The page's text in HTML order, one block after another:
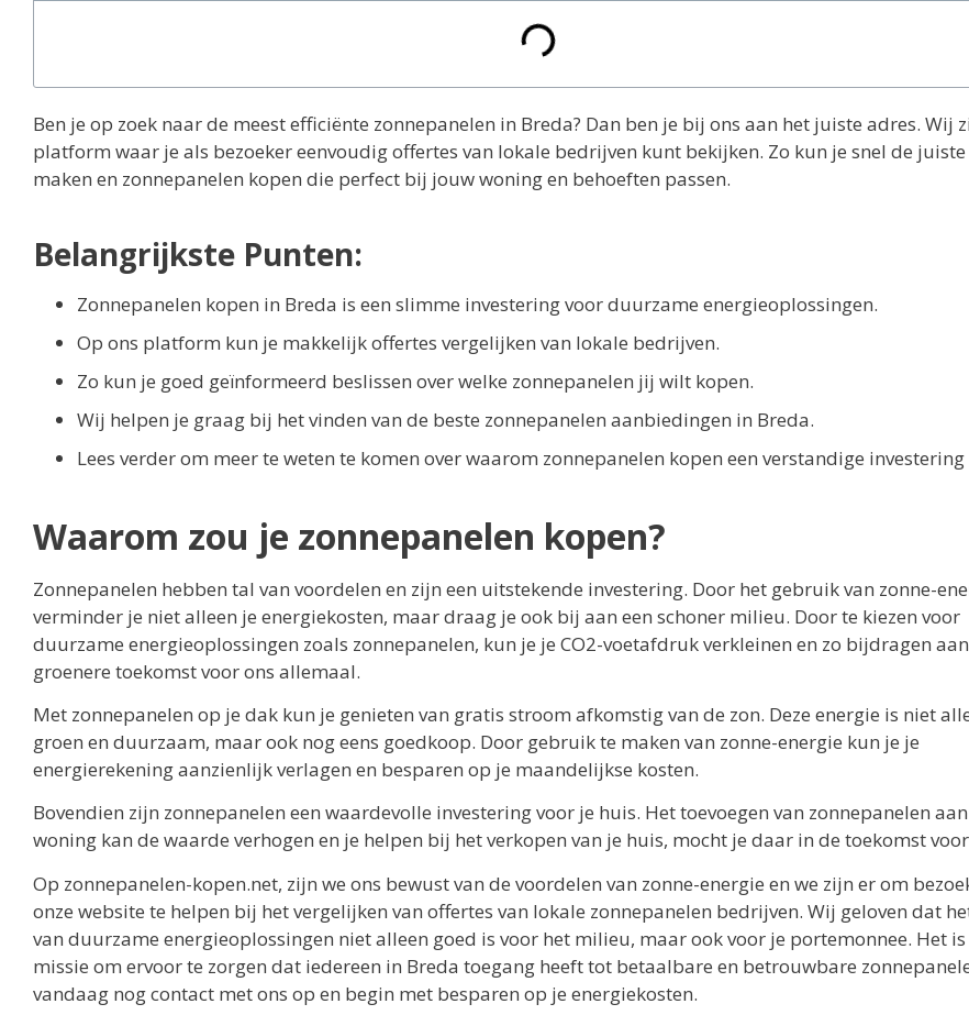
Ben je op zoek naar de meest efficiënte zonnepanelen in Breda? Dan ben je bij ons aan het juiste adres. Wij
platform waar je als bezoeker eenvoudig offertes van lokale bedrijven kunt bekijken. Zo kun je snel de juiste
maken en zonnepanelen kopen die perfect bij jouw woning en behoeften passen.
Belangrijkste Punten:
Zonnepanelen kopen in Breda is een slimme investering voor duurzame energieoplossingen.
Op ons platform kun je makkelijk offertes vergelijken van lokale bedrijven.
Zo kun je goed geïnformeerd beslissen over welke zonnepanelen jij wilt kopen.
Wij helpen je graag bij het vinden van de beste zonnepanelen aanbiedingen in Breda.
Lees verder om meer te weten te komen over waarom zonnepanelen kopen een verstandige investering
Waarom zou je zonnepanelen kopen?
Zonnepanelen hebben tal van voordelen en zijn een uitstekende investering. Door het gebruik van zonne-
verminder je niet alleen je energiekosten, maar draag je ook bij aan een schoner milieu. Door te kiezen voor
duurzame energieoplossingen zoals zonnepanelen, kun je je CO2-voetafdruk verkleinen en zo bijdragen
groenere toekomst voor ons allemaal.
Met zonnepanelen op je dak kun je genieten van gratis stroom afkomstig van de zon. Deze energie is niet
groen en duurzaam, maar ook nog eens goedkoop. Door gebruik te maken van zonne-energie kun je je
energierekening aanzienlijk verlagen en besparen op je maandelijkse kosten.
Bovendien zijn zonnepanelen een waardevolle investering voor je huis. Het toevoegen van zonnepanelen
woning kan de waarde verhogen en je helpen bij het verkopen van je huis, mocht je daar in de toekomst
Op zonnepanelen-kopen.net, zijn we ons bewust van de voordelen van zonne-energie en we zijn er om
onze website te helpen bij het vergelijken van offertes van lokale zonnepanelen bedrijven. Wij geloven dat
van duurzame energieoplossingen niet alleen goed is voor het milieu, maar ook voor je portemonnee. Het is
missie om ervoor te zorgen dat iedereen in Breda toegang heeft tot betaalbare en betrouwbare
vandaag nog contact met ons op en begin met besparen op je energiekosten.